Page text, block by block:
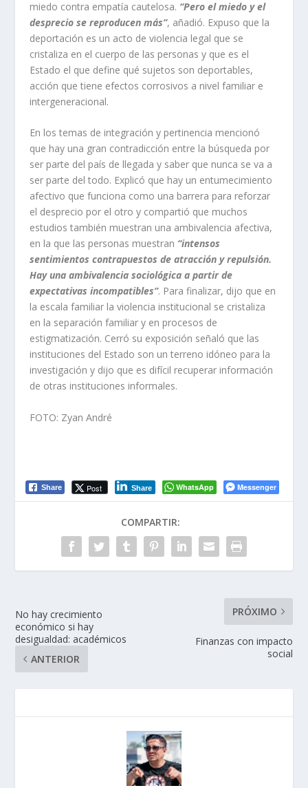
miedo contra empatía cautelosa. “Pero el miedo y el
desprecio se reproducen más”, añadió. Expuso que la
deportación es un acto de violencia legal que se
cristaliza en el cuerpo de las personas y que es el
Estado el que define qué sujetos son deportables,
acción que tiene efectos corrosivos a nivel familiar e
intergeneracional.
En los temas de integración y pertinencia mencionó
que hay una gran contradicción entre la búsqueda por
ser parte del país de llegada y saber que nunca se va a
ser parte del todo. Explicó que hay un entumecimiento
afectivo que funciona como una barrera para reforzar
el desprecio por el otro y compartió que muchos
estudios también muestran una ambivalencia afectiva,
en la que las personas muestran “intensos
sentimientos contrapuestos de atracción y repulsión.
Hay una ambivalencia sociológica a partir de
expectativas incompatibles”. Para finalizar, dijo que en
la escala familiar la violencia institucional se cristaliza
en la separación familiar y en procesos de
estigmatización. Cerró su exposición señaló que las
instituciones del Estado son un terreno idóneo para la
investigación y dijo que es difícil recuperar información
de otras instituciones informales.
FOTO: Zyan André
Share Post Share WhatsApp Messenger
COMPARTIR:
No hay crecimiento
económico si hay
desigualdad: académicos
ANTERIOR
PRÓXIMO
Finanzas con impacto
social